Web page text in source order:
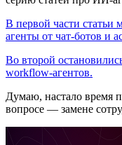
В первой части статьи
агенты от чат-ботов и
Во второй
workflow-агентов.
Думаю, настало время
вопросе — замене